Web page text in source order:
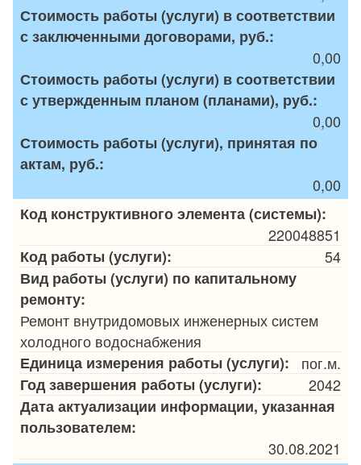
Стоимость работы (услуги) в соответствии
с заключенными договорами, руб.:
0,00
Стоимость работы (услуги) в соответствии
с утвержденным планом (планами), руб.:
0,00
Стоимость работы (услуги), принятая по
актам, руб.:
0,00
Код конструктивного элемента (системы):
220048851
Код работы (услуги):
54
Вид работы (услуги) по капитальному
ремонту:
Ремонт внутридомовых инженерных систем
холодного водоснабжения
Единица измерения работы (услуги):
пог.м.
Год завершения работы (услуги):
2042
Дата актуализации информации, указанная
пользователем:
30.08.2021